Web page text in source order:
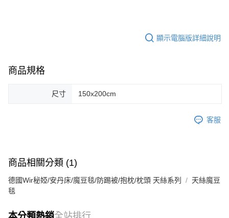
顯示電腦版詳細說明
商品規格
尺寸 150x200cm
客服
商品相關分類 (1)
德國Wir秘婭/安丹床/魔豆毯/防踢被/抱枕/枕頭 天絲系列
天絲魔豆
毯
本分類熱銷全站排行